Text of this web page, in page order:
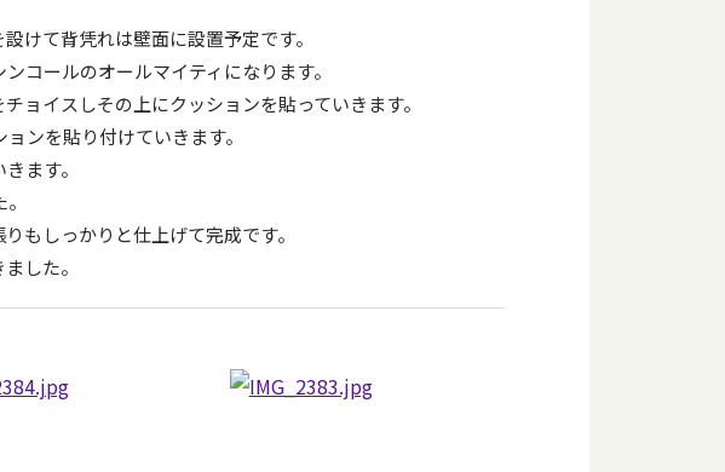
けて背凭れは壁面に設置予定です。
コールのオールマイティになります。
ョイスしその上にクッションを貼っていきます。
ンを貼り付けていきます。
ます。
もしっかりと仕上げて完成です。
した。